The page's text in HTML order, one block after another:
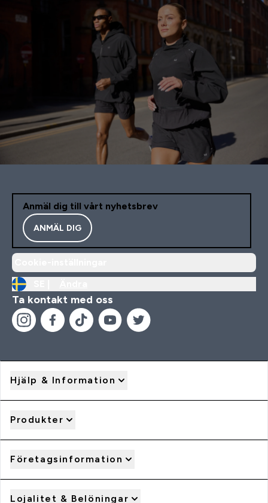
Anmäl dig till vårt nyhetsbrev
ANMÄL DIG
Ta kontakt med oss
Hjälp & Information
Produkter
Företagsinformation
Lojalitet & Belöningar